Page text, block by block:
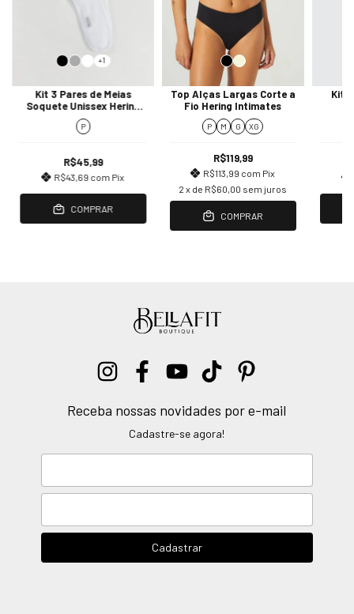
+1
Kit 3 Pares de Meias
Soquete Unissex Hering
Intimates
P
R$45,99
R$43,69 com Pix
COMPRAR
Top Alças Largas Corte a
Fio Hering Intimates
P M G XG
R$119,99
R$113,99 com Pix
2 x de R$60,00 sem juros
COMPRAR
Kit
Receba nossas novidades por e-mail
Cadastre-se agora!